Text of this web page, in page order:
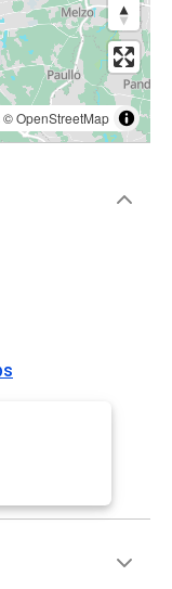
©OpenStreetMap